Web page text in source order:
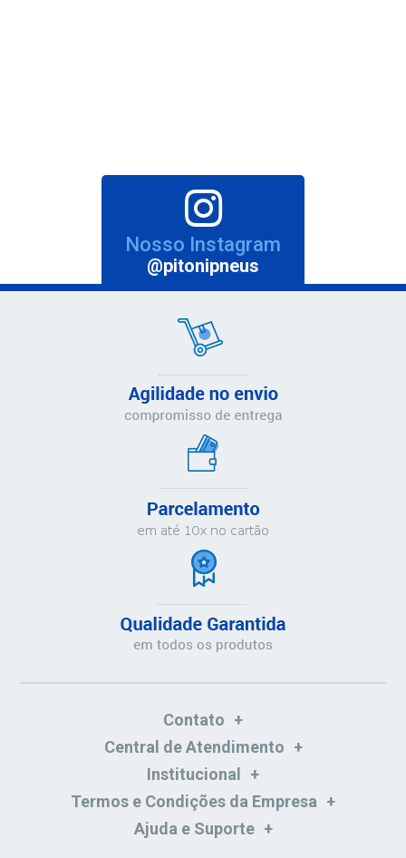
Nosso Instagram
@pitonipneus
Contato
Central de Atendimento
Institucional
Termos e Condições da Empresa
Ajuda e Suporte